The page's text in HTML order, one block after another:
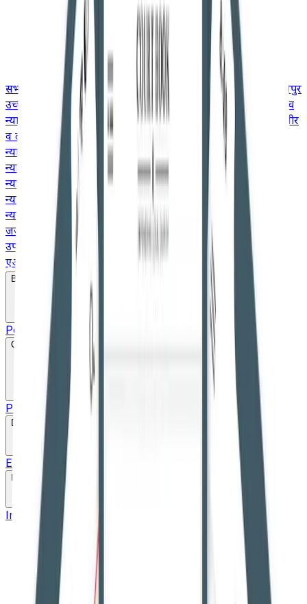
सभी उच्च न्यायालयगुजरात उच्च न्यायालय उत्तराखंड उच्च न्यायालय
मणिपुर
उच्च न्यायालय मद्रास उच्च न्यायालय मध्य प्रदेश उच्च न्यायालय
केरल उच्च
न्यायालय
कर्नाटक उच्च न्यायालय झारखंड उच्च न्यायालय
जम्मू और कश्मीर
व लद्दाख उच्च न्यायालय
हिमाचल प्रदेश उच्च न्यायालय
मेघालय उच्च
न्यायालय
गुवाहाटी उच्च न्यायालय दिल्ली उच्च न्यायालय
छत्तीसगढ़ उच्च
न्यायालय
कलकत्ता उच्च न्यायालयबॉम्बे उच्च न्यायालय
आंध्र प्रदेश उच्च
न्यायालय
इलाहाबाद उच्च न्यायालयओडिशा उच्च न्यायालय
पटना उच्च
न्यायालय
पंजाब और हरियाणा उच्च न्यायालय
न्यायालय
तेलंगाना उच्च न्यायालय
जजमेंट
उपभोक्ता मामले
एआईबीई एवं नियुक्ति
Bare Act
Popular Search
Constitution
Parts Schedule 20+ Language pdf
Drafts
English Draft Gujarati Draft
Important Links High Courts